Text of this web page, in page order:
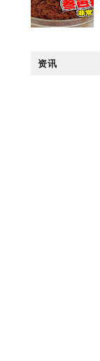
资讯